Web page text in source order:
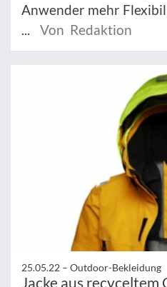
Anwender mehr
...
Von Redaktion
25.05.22 – Outdoor-Bekleidung
Jacke aus recyceltem